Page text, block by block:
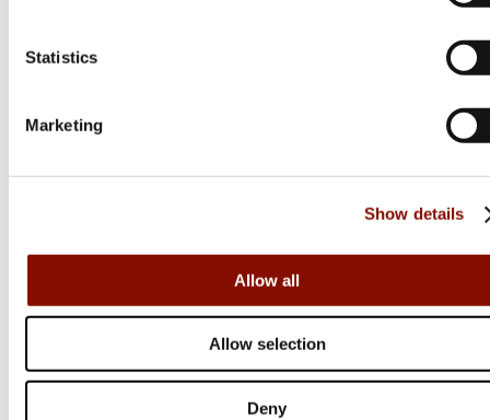
Statistics
Marketing
Show details
Allow all
Allow selection
Deny
Picatinnyskena Mauser |
Flera varianter
GreyOak
Neopren Scope Cover
Flera varianter
155 kr